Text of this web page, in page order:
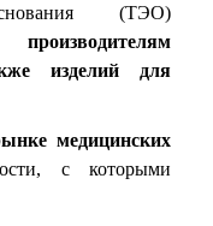
(ТЭО)
изделий для
медицинских
с которыми